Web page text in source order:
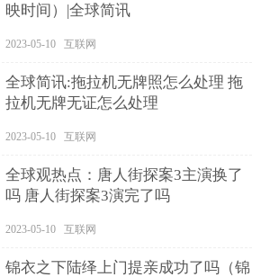
映时间）|全球简讯
2023-05-10 互联网
全球简讯:拖拉机无牌照怎么处理 拖
拉机无牌无证怎么处理
2023-05-10 互联网
全球观热点：唐人街探案3主演换了
吗 唐人街探案3演完了吗
2023-05-10 互联网
锦衣之下陆绎上门提亲成功了吗（锦